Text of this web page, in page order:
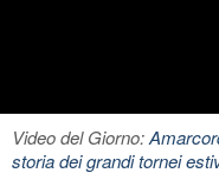
Video del Giorno:
storia dei grandi tornei